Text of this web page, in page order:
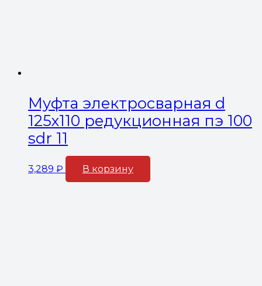
Муфта электросварная d
125х110 редукционная пэ 100
sdr 11
3,289 ₽ В корзину